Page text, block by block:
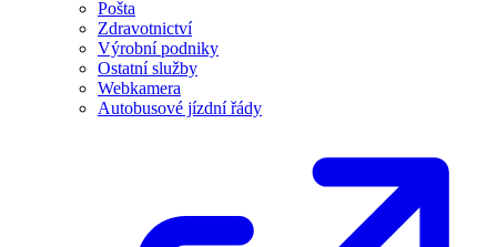
Pošta
Zdravotnictví
Výrobní podniky
Ostatní služby
Webkamera
Autobusové jízdní řády